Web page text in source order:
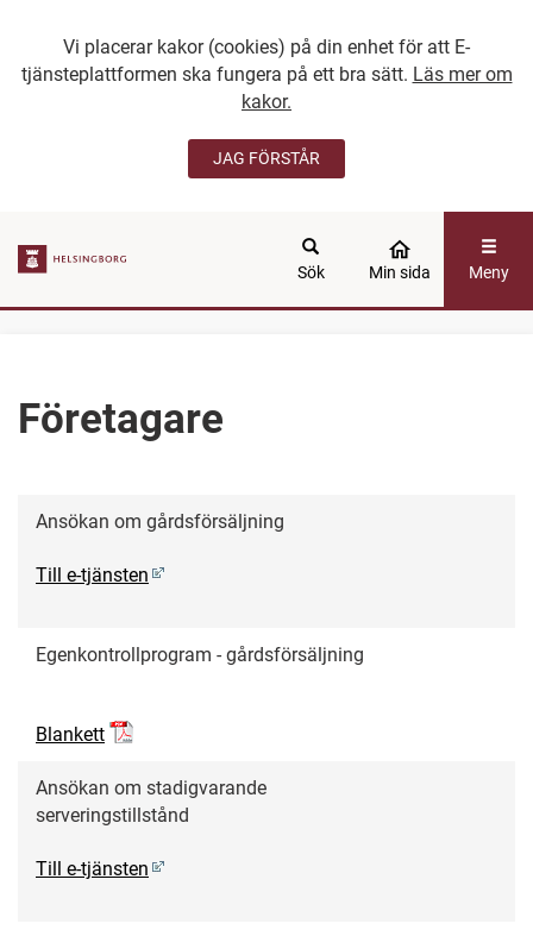
Vi placerar kakor (cookies) på din enhet för att E-
tjänsteplattformen ska fungera på ett bra sätt. Läs mer om
kakor.
JAG FÖRSTÅR
GÅ DIREKT TILL
Sök Min sida Meny
Företagare
Ansökan om gårdsförsäljning
Till e-tjänsten
Egenkontrollprogram - gårdsförsäljning
Blankett
Ansökan om stadigvarande
serveringstillstånd
Till e-tjänsten